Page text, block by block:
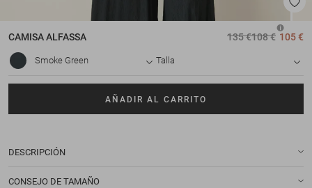
CAMISAALFASSA 135 €108 € 105 €
Smoke Green Talla
AÑADIR AL CARRITO
DESCRIPCIÓN
CONSEJO DE TAMAÑO